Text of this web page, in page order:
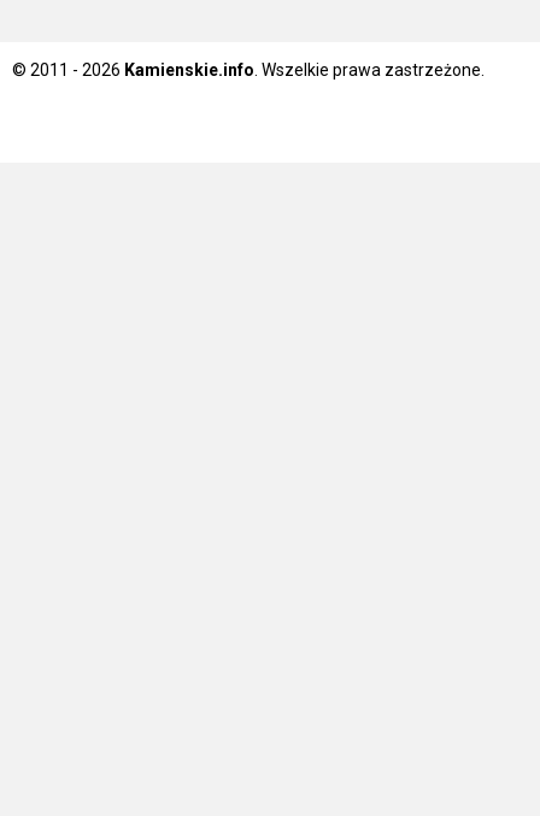
© 2011 - 2026 Kamienskie.info. Wszelkie prawa zastrzeżone.